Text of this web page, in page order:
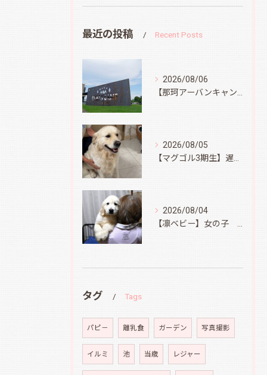
最近の投稿 Recent Posts
2026/08/06
2026/08/05
2026/08/04
タグ Tags
パピ－ 離乳食 ガーデン 写真撮影
イルミ 池 当歳 レジャー